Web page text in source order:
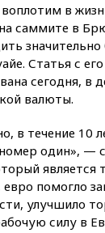
в
саммите в
Статья с
сегодня, в
валюты.
в течение 10
один», —
является
помогло
улучшило
силу в